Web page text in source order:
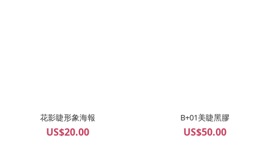
花影睫形象海報
US$20.00
B+01美睫黑膠
US$50.00